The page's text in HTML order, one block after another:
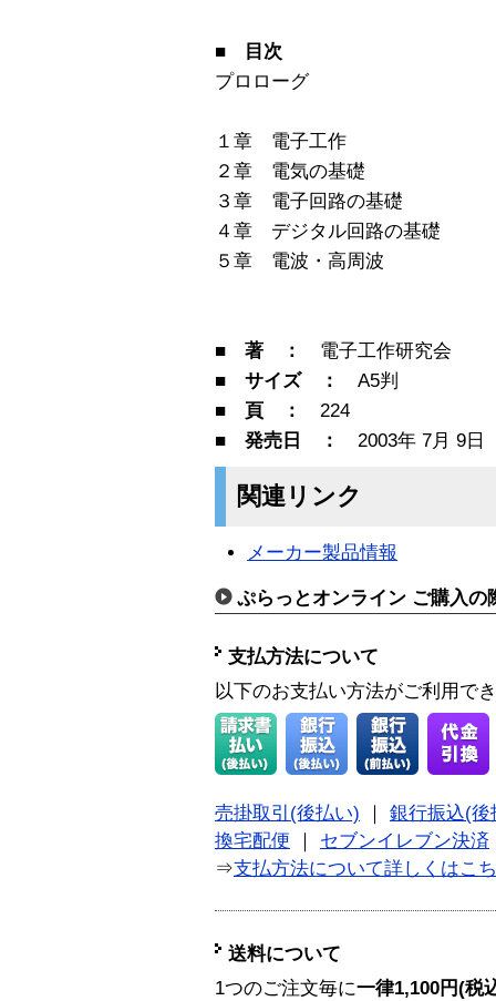
■ 目次
プロローグ
１章 電子工作
２章 電気の基礎
３章 電子回路の基礎
４章 デジタル回路の基礎
５章 電波・高周波
■ 著 ： 電子工作研究会
■ サイズ ： A5判
■ 頁 ： 224
■ 発売日 ： 2003年 7月 9日
関連リンク
メーカー製品情報
ぷらっとオンライン ご購入の
支払方法について
以下のお支払い方法がご利用で
売掛取引(後払い)
銀行振込(後
換宅配便
セブンイレブン決済
⇒支払方法について詳しくはこ
送料について
1つのご注文毎に一律1,100円(税